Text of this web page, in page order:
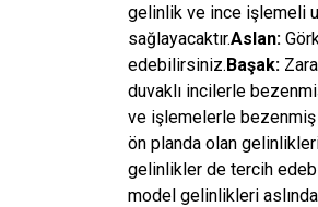
gelinlik ve ince işlemeli
sağlayacaktır.Aslan:
edebilirsiniz.Başak:
duvaklı incilerle
ve işlemelerle
ön planda olan
gelinlikler de tercih
model gelinlikleri